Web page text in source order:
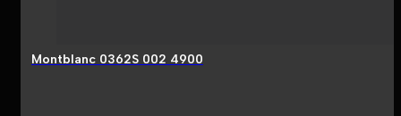
Montblanc 0362S 002 4900